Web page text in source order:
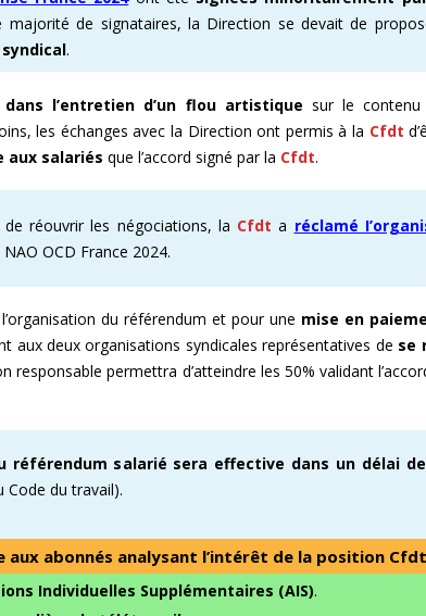
CSE & RP – MANDATS ATTRACTIFS !
PROCHAINES VISITES
majorité de signataires, la Direction se devait de
syndical.
l’entretien d’un flou artistique sur le
les échanges avec la Direction ont permis à la Cfdt
aux salariés que l’accord signé par la Cfdt.
réouvrir les négociations, la Cfdta réclamé
OCD France 2024.
du référendum et pour une mise en
aux deux organisations syndicales représentatives de se
responsable permettra d’atteindre les 50% validant
référendum salarié sera effective dans un délai
Code du travail).
abonnés analysant l’intérêt de la position
Individuelles Supplémentaires (AIS).